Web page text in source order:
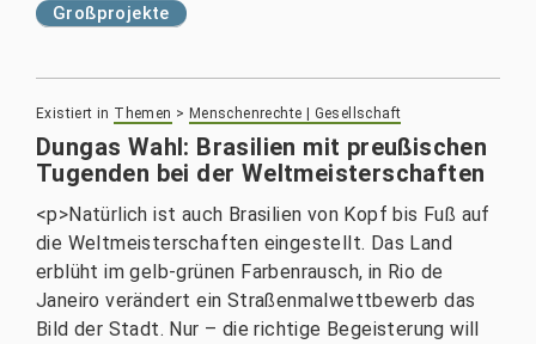
Großprojekte
Existiert in Themen > Menschenrechte | Gesellschaft
Dungas Wahl: Brasilien mit preußischen
Tugenden bei der Weltmeisterschaften
<p>Natürlich ist auch Brasilien von Kopf bis Fuß auf
die Weltmeisterschaften eingestellt. Das Land
erblüht im gelb-grünen Farbenrausch, in Rio de
Janeiro verändert ein Straßenmalwettbewerb das
Bild der Stadt. Nur – die richtige Begeisterung will